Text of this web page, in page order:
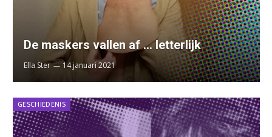
De maskers vallen af … letterlijk
Ella Ster 14 januari 2021
GESCHIEDENIS